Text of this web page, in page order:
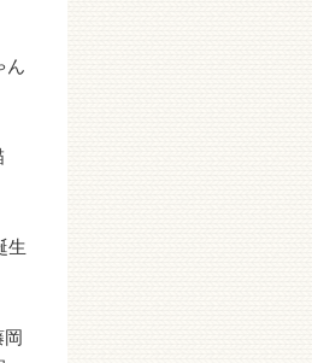
ん
生